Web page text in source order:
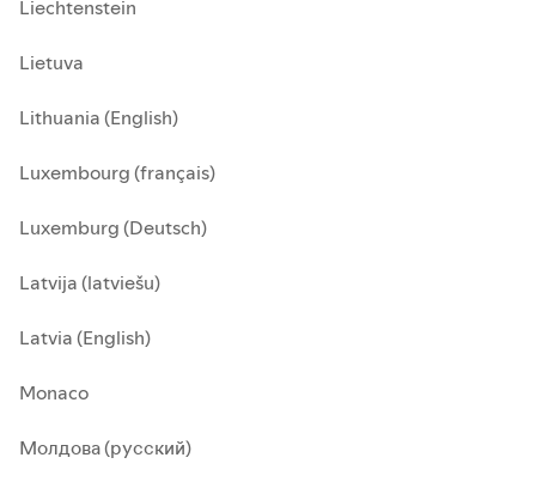
Liechtenstein
Lietuva
Lithuania (English)
Luxembourg (français)
Luxemburg (Deutsch)
Latvija (latviešu)
Latvia (English)
Monaco
Молдова (русский)